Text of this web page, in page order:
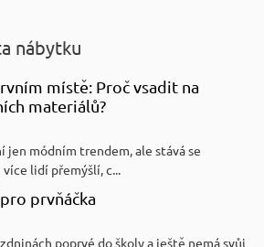
nábytku
místě: Proč vsadit na
materiálů?
jen módním trendem, ale stává se
lidí přemýšlí, c...
prvňáčka
poprvé do školy a ještě nemá svůj